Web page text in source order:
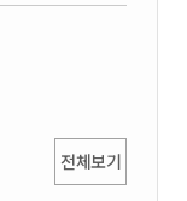
전체보기